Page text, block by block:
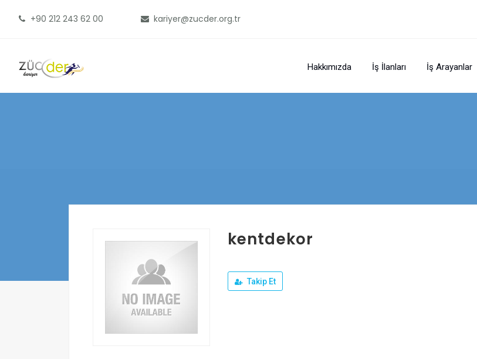
+90 212 243 62 00 kariyer@zucder.org.tr
Hakkımızda İş İlanları İş Arayanlar
kentdekor
Takip Et